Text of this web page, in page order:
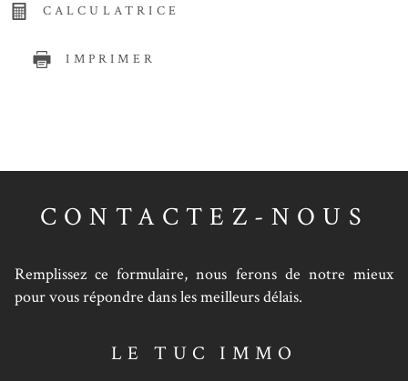
CALCULATRICE
IMPRIMER
CONTACTEZ-NOUS
Remplissez ce formulaire, nous ferons de notre mieux
pour vous répondre dans les meilleurs délais.
LE TUC IMMO